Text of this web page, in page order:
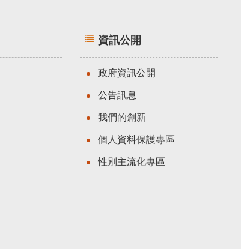
資訊公開
政府資訊公開
公告訊息
我們的創新
個人資料保護專區
性別主流化專區